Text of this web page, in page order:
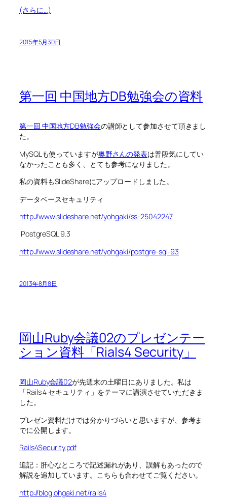
(さらに…)
2015年5月30日
第一回 中国地方DB勉強会の資料
第一回 中国地方DB勉強会の講師として参加させて頂きまし
た。
MySQLも使っていますが奥野さんの発表は普段気にしてい
なかったことも多く、とても参考になりました。
私の資料もSlideShareにアップロードしました。
データベースセキュリティ
http://www.slideshare.net/yohgaki/ss-25042247
PostgreSQL 9.3
http://www.slideshare.net/yohgaki/postgre-sql-93
2013年8月8日
岡山Ruby会議02のプレゼンテー
ション資料「Rials4 Security」
岡山Ruby会議02が先週末の土曜日にありました。私は
「Rails 4 セキュリティ」をテーマに講演させていただきま
した。
プレゼン資料だけでは分かりづらいと思いますが、参考ま
でに公開します。
Rails4Security.pdf
追記：肝心なところで記述漏れがあり、誤解もあったので
解説を追加しています。こちらも合わせてご覧ください。
http://blog.ohgaki.net/rails4